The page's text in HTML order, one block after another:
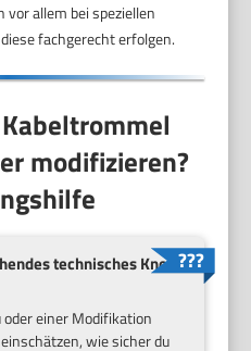
allem bei speziellen
fachgerecht erfolgen.
modifizieren?
technisches Know-
einer Modifikation
wie sicher du